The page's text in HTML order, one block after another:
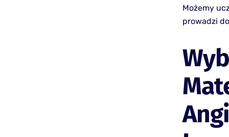
Możemy
prowadzi